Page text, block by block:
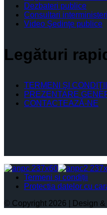
Dezbateri publice
Consultari
Video Şedinţe publice
Legături
TERMENI ŞI CONDIŢII
PREZENTARE
CONTACTEAZĂ-NE
Termeni și condiții
Protectia datelor cu
© Copyright 2026 | Design